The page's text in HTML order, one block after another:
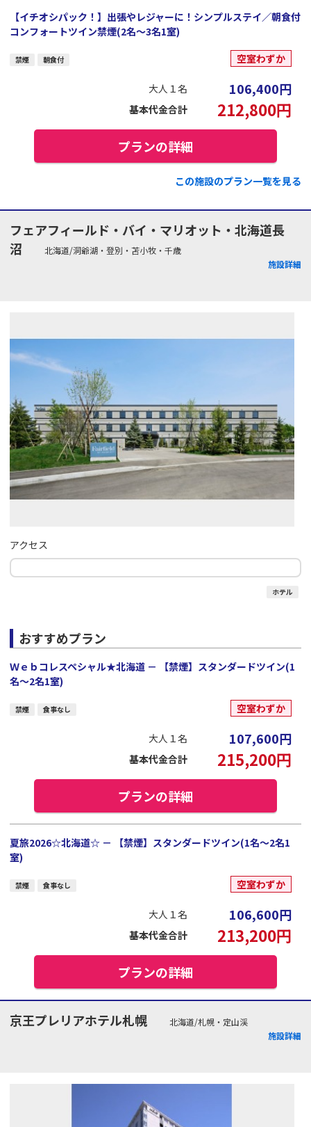
【イチオシパック！】出張やレジャーに！シンプルステイ／朝食付
コンフォートツイン禁煙(2名～3名1室)
禁煙 朝食付 空室わずか
大人１名 106,400円
基本代金合計 212,800円
プランの詳細
この施設のプラン一覧を見る
フェアフィールド・バイ・マリオット・北海道長
沼
北海道/洞爺湖・登別・苫小牧・千歳
施設詳細
アクセス
ホテル
おすすめプラン
Ｗｅｂコレスペシャル★北海道 － 【禁煙】スタンダードツイン(1
名～2名1室)
禁煙 食事なし 空室わずか
大人１名 107,600円
基本代金合計 215,200円
プランの詳細
夏旅2026☆北海道☆ － 【禁煙】スタンダードツイン(1名～2名1
室)
禁煙 食事なし 空室わずか
大人１名 106,600円
基本代金合計 213,200円
プランの詳細
京王プレリアホテル札幌
北海道/札幌・定山渓
施設詳細